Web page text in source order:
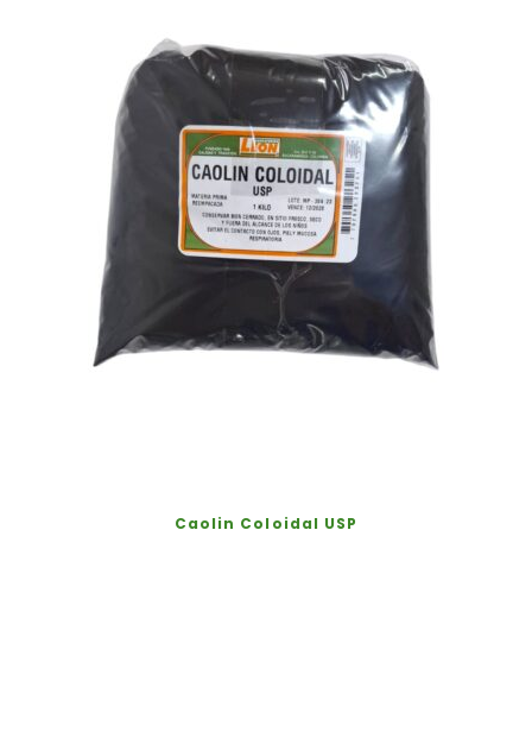
Caolin Coloidal USP